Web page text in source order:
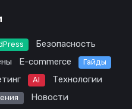
Безопасность
E-commerce Гайды
AI
Технологии
Новости